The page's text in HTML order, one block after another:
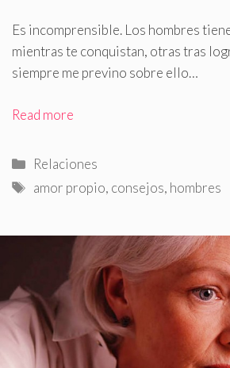
Es incomprensible. Los hombres
mientras te conquistan, otras tras
siempre me previno sobre ello…
Read more
Categorías
Relaciones
Etiquetas
amor propio, consejos, hombres